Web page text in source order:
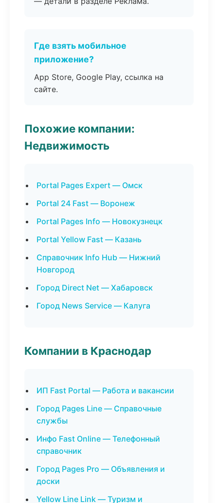
Где взять мобильное
приложение?
App Store, Google Play, ссылка на
сайте.
Похожие компании:
Недвижимость
Portal Pages Expert — Омск
Portal 24 Fast — Воронеж
Portal Pages Info — Новокузнецк
Portal Yellow Fast — Казань
Справочник Info Hub — Нижний
Новгород
Город Direct Net — Хабаровск
Город News Service — Калуга
Компании в Краснодар
ИП Fast Portal — Работа и вакансии
Город Pages Line — Справочные
службы
Инфо Fast Online — Телефонный
справочник
Город Pages Pro — Объявления и
доски
Yellow Line Link — Туризм и